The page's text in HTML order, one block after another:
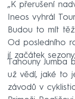
„K přerušení
Ineos vyhrál
Budou to mít
Od posledního
jí začátek
Tahouny Jumba
už vědí, jaké to
závodů v